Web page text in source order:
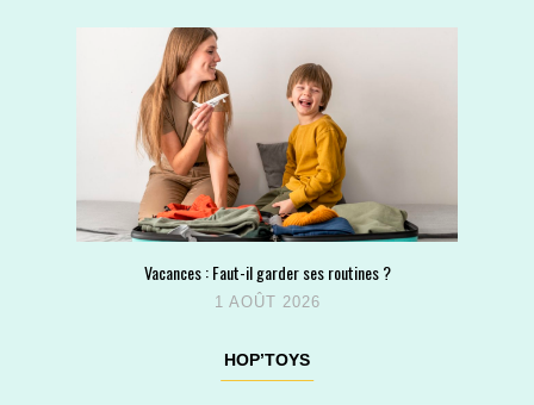
Vacances : Faut-il garder ses routines ?
1 AOÛT 2026
HOP’TOYS